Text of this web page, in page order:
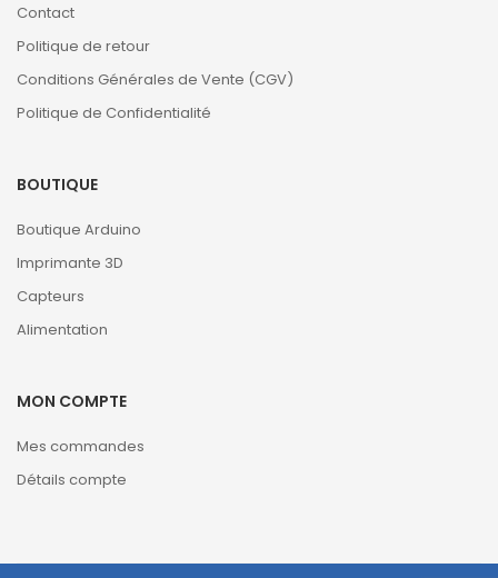
Contact
Politique de retour
Conditions Générales de Vente (CGV)
Politique de Confidentialité
BOUTIQUE
Boutique Arduino
Imprimante 3D
Capteurs
Alimentation
MON COMPTE
Mes commandes
Détails compte